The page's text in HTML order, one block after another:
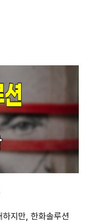
지만, 한화솔루션